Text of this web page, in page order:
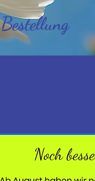
Bestellung